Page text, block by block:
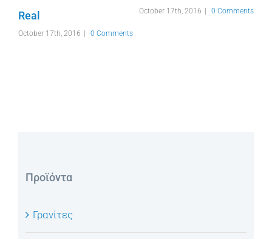
Real
October 17th, 2016 0 Comments
October 17th, 2016 0 Comments
Προϊόντα
Γρανίτες